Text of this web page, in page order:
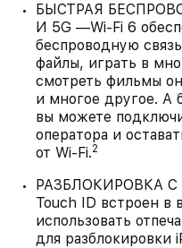
БЫСТРАЯ
И 5G —Wi-Fi 6
беспроводную
файлы, играть в
смотреть фильмы
и многое другое. А
вы можете
оператора и
от Wi‑Fi.2
РАЗБЛОКИРОВКА
Touch ID встроен в
использовать
для разблокировки